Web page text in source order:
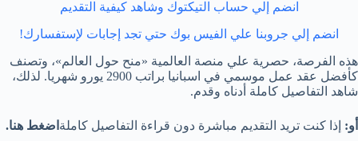
انضم إلي حساب التيكتوك وشاهد كيفية التقديم
انضم إلي جروبنا علي الفيس بوك حتي تجد إجابات لإستفسارك!
هذه الفرصة، حصرية علي منصة العالمية «منح حول العالم»، وتصنف
كأفضل عقد عمل موسمي في اسبانيا براتب 2900 يورو شهريا. لذلك،
شاهد التفاصيل كاملة أدناه وقدم.
أو: إذا كنت تريد التقديم مباشرة دون قراءة التفاصيل كاملة اضغط هنا.